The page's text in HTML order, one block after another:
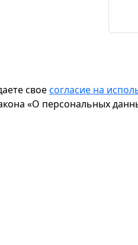
своесогласие на
«О персональных